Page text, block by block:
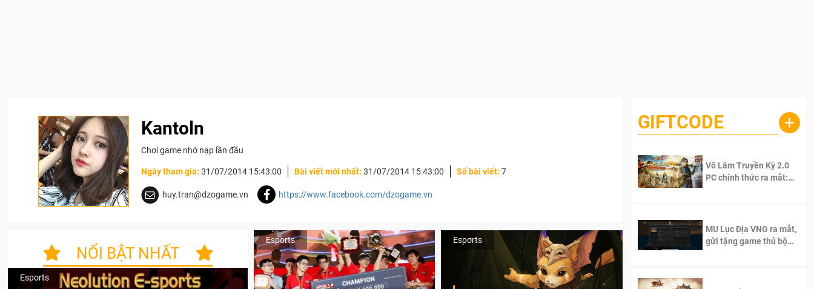
Kantoln
Chơi game nhớ nạp lần đầu
Ngày tham gia:31/07/2014 15:43:00 Bài viết mới nhất:31/07/2014 15:43:00 Số bài viết:7
huy.tran@dzogame.vn https://www.facebook.com/dzogame.vn
NỔI BẬT NHẤT
Esports
Esports Esports
GIFTCODE +
Võ Lâm Truyền Kỳ 2.0
PC chính thức ra mắt:
MU Lục Địa VNG ra mắt,
gửi tặng game thủ bộ